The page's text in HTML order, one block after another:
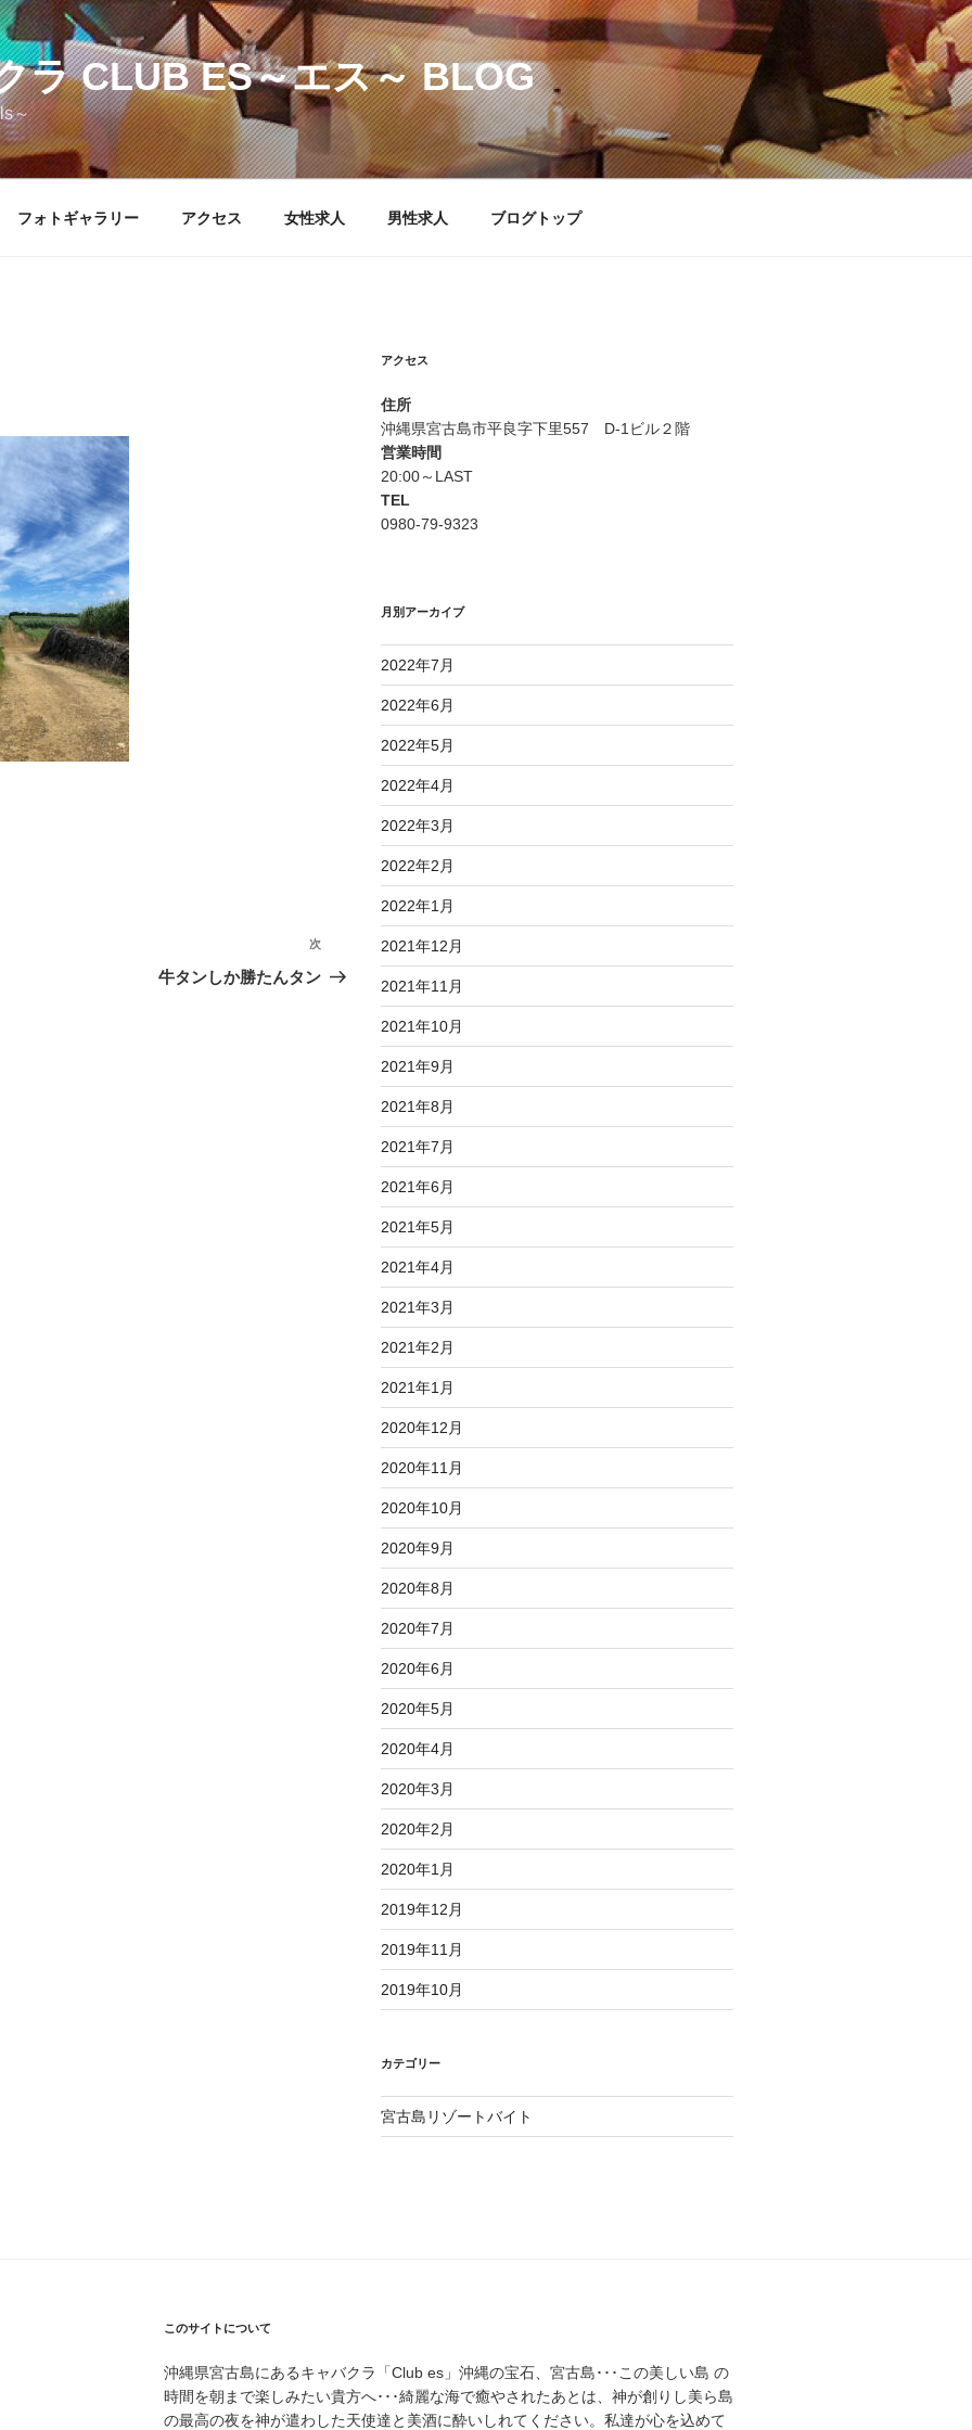
ラ CLUB ES～エス～ BLOG
～
フォトギャラリー アクセス 女性求人 男性求人 ブログトップ
次
の
次
牛タンしか勝たんタン
アクセス
住所
沖縄県宮古島市平良字下里557 D-1ビル２階
営業時間
20:00～LAST
TEL
0980-79-9323
月別アーカイブ
2022年7月
2022年6月
2022年5月
2022年4月
2022年3月
2022年2月
2022年1月
2021年12月
2021年11月
2021年10月
2021年9月
2021年8月
2021年7月
2021年6月
2021年5月
2021年4月
2021年3月
2021年2月
2021年1月
2020年12月
2020年11月
2020年10月
2020年9月
2020年8月
2020年7月
2020年6月
2020年5月
2020年4月
2020年3月
2020年2月
2020年1月
2019年12月
2019年11月
2019年10月
カテゴリー
宮古島リゾートバイト
このサイトについて
沖縄県宮古島にあるキャバクラ「Club es」沖縄の宝石、宮古島･･･この美しい島 の
時間を朝まで楽しみたい貴方へ･･･綺麗な海で癒やされたあとは、神が創りし美ら島
の最高の夜を神が遣わした天使達と美酒に酔いしれてください。私達が心を込めて